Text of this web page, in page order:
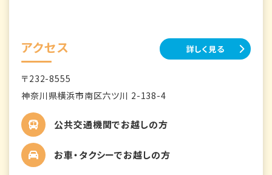
アクセス 詳しく見る
〒232-8555
神奈川県横浜市南区六ツ川 2-138-4
公共交通機関でお越しの方
お車・タクシーでお越しの方